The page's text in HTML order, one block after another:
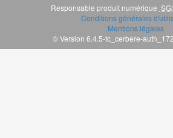
Responsable produit numérique
Conditions générales
Mentions légales
© Version 6.4.5-tc_cerbere-